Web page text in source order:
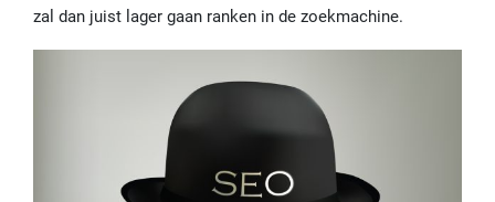
zal dan juist lager gaan ranken in de zoekmachine.